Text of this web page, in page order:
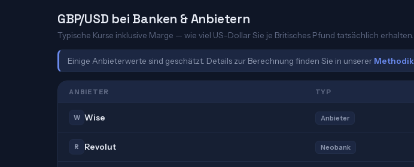
GBP/USD bei Banken & Anbietern
Typische Kurse inklusive Marge — wie viel US-Dollar Sie je Britisches Pfund tatsächlich erhalten.
Einige Anbieterwerte sind geschätzt. Details zur Berechnung finden Sie in unserer Methodik
ANBIETER TYP
W Wise Anbieter
R Revolut Neobank